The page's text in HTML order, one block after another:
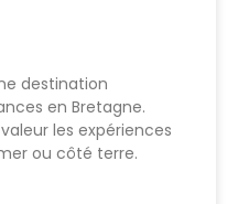
destination
en Bretagne.
les expériences
ou côté terre.